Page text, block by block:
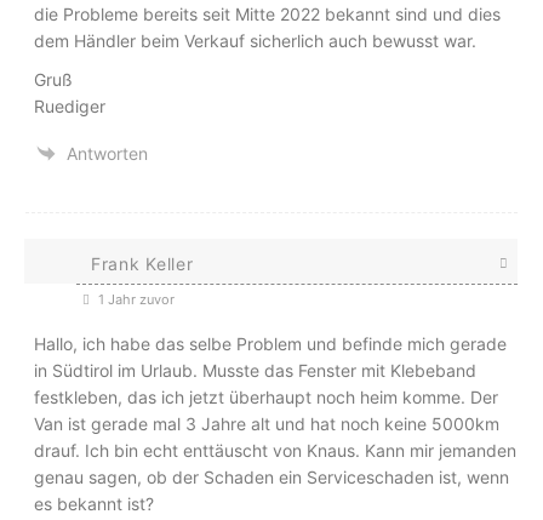
die Probleme bereits seit Mitte 2022 bekannt sind und dies
dem Händler beim Verkauf sicherlich auch bewusst war.
Gruß
Ruediger
Antworten
Frank Keller
1 Jahr zuvor
Hallo, ich habe das selbe Problem und befinde mich gerade
in Südtirol im Urlaub. Musste das Fenster mit Klebeband
festkleben, das ich jetzt überhaupt noch heim komme. Der
Van ist gerade mal 3 Jahre alt und hat noch keine 5000km
drauf. Ich bin echt enttäuscht von Knaus. Kann mir jemanden
genau sagen, ob der Schaden ein Serviceschaden ist, wenn
es bekannt ist?